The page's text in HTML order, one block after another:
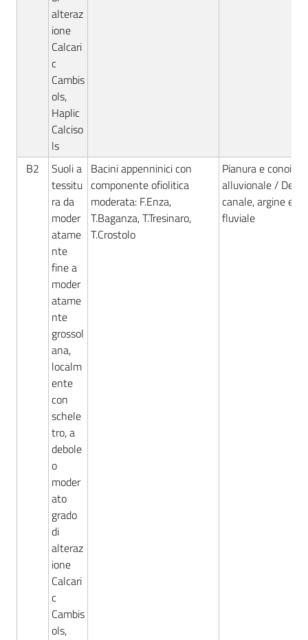
alteraz
ione
Calcari
c
Cambis
ols,
Haplic
Calciso
ls
B2
Suoli a
tessitu
ra da
moder
atame
nte
fine a
moder
atame
nte
grossol
ana,
localm
ente
con
schele
tro, a
debole
o
moder
ato
grado
di
alteraz
ione
Calcari
c
Cambis
ols,
Bacini appenninici con
componente ofiolitica
moderata: F.Enza,
T.Baganza, T.Tresinaro,
T.Crostolo
Pianura e conoide
alluvionale /
canale, argine e
fluviale